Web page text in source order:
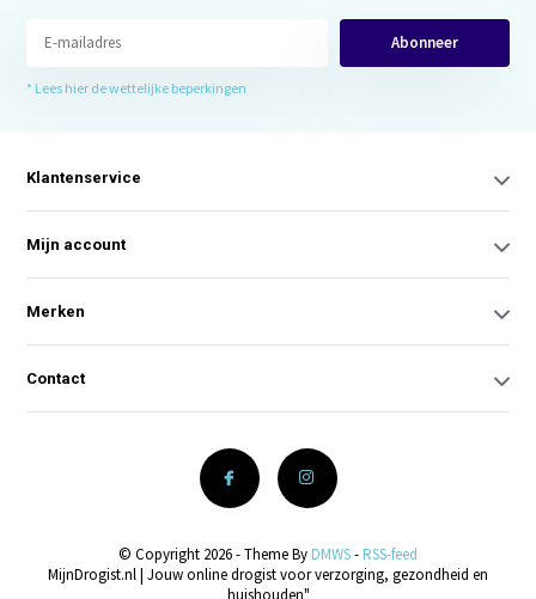
Abonneer
* Lees hier de wettelijke beperkingen
Klantenservice
Mijn account
Merken
Contact
© Copyright 2026 - Theme By DMWS- RSS-feed
MijnDrogist.nl | Jouw online drogist voor verzorging, gezondheid en
huishouden"